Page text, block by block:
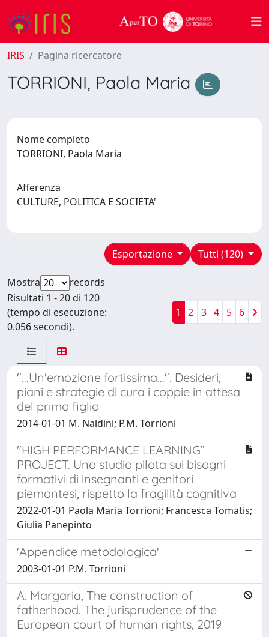
IRIS Pagina ricercatore
TORRIONI, Paola Maria
Nome completo
TORRIONI, Paola Maria
Afferenza
CULTURE, POLITICA E SOCIETA'
Tutti (120)
Esportazione
Mostra
records
Risultati 1 - 20 di 120
(tempo di esecuzione:
0.056 secondi).
1 2 3 4 5 6
"...Un'emozione fortissima...". Desideri,
piani e strategie di cura i coppie in attesa
del primo figlio
2014-01-01 M. Naldini; P.M. Torrioni
"HIGH PERFORMANCE LEARNING”
PROJECT. Uno studio pilota sui bisogni
formativi di insegnanti e genitori
piemontesi, rispetto la fragilità cognitiva
2022-01-01 Paola Maria Torrioni; Francesca Tomatis;
Giulia Panepinto
'Appendice metodologica'
2003-01-01 P.M. Torrioni
A. Margaria, The construction of
fatherhood. The jurisprudence of the
European court of human rights, 2019